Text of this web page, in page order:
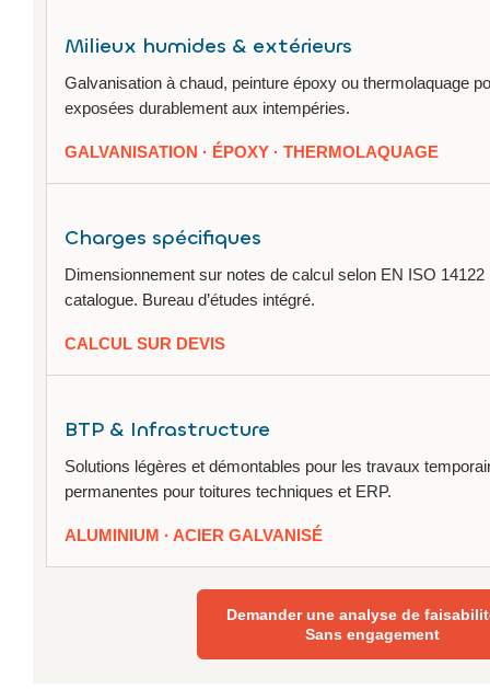
Milieux humides & extérieurs
Galvanisation à chaud, peinture époxy ou thermolaquage
exposées durablement aux intempéries.
GALVANISATION · ÉPOXY · THERMOLAQUAGE
Charges spécifiques
Dimensionnement sur notes de calcul selon EN ISO
catalogue. Bureau d’études intégré.
CALCUL SUR DEVIS
BTP & Infrastructure
Solutions légères et démontables pour les travaux
permanentes pour toitures techniques et ERP.
ALUMINIUM · ACIER GALVANISÉ
Demander une analyse de
Sans engagement